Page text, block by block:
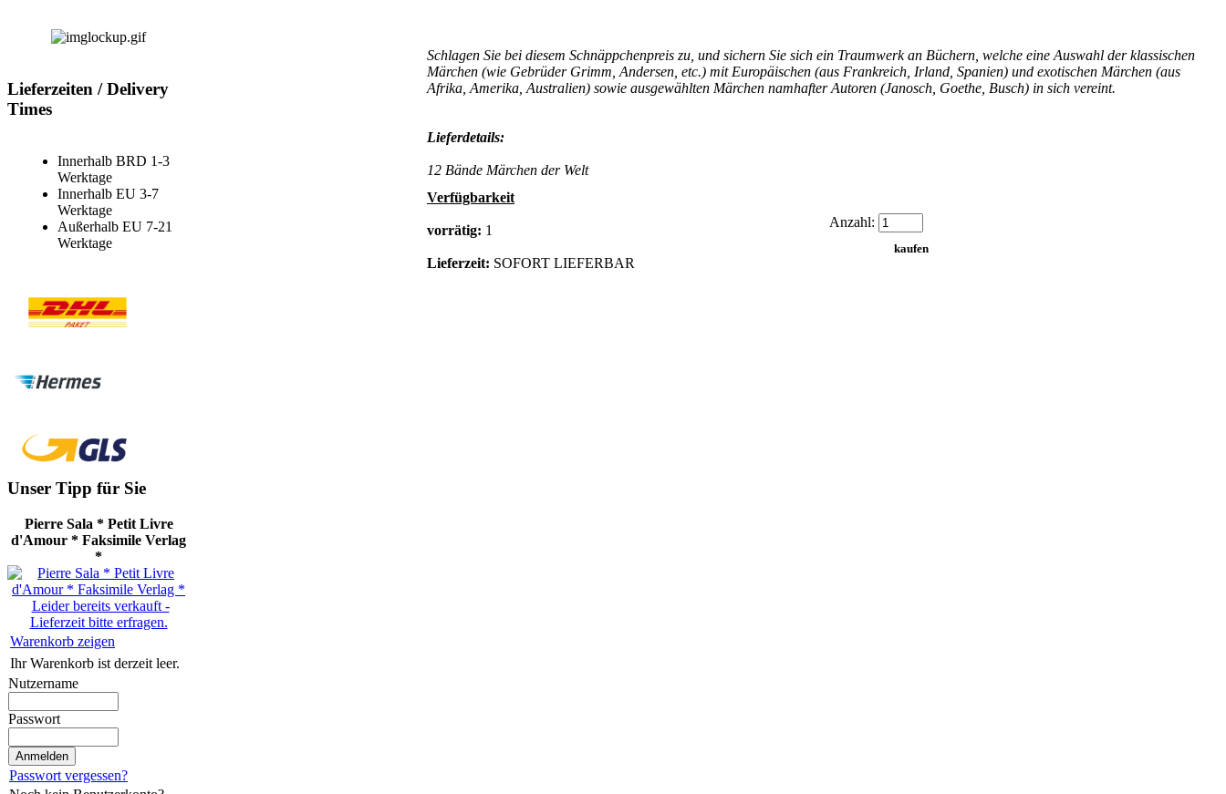
Lieferzeiten / Delivery
Times
Innerhalb BRD 1-3
Werktage
Innerhalb EU 3-7
Werktage
Außerhalb EU 7-21
Werktage
Unser Tipp für Sie
Pierre Sala * Petit Livre
d'Amour * Faksimile Verlag
*
Leider bereits verkauft -
Lieferzeit bitte erfragen.
Warenkorb zeigen
Ihr Warenkorb ist derzeit leer.
Nutzername
Passwort
Passwort vergessen?
Schlagen Sie bei diesem Schnäppchenpreis zu, und sichern Sie sich ein Traumwerk an Büchern, welche eine Auswahl der klassischen
Märchen (wie Gebrüder Grimm, Andersen, etc.) mit Europäischen (aus Frankreich, Irland, Spanien) und exotischen Märchen (aus
Afrika, Amerika, Australien) sowie ausgewählten Märchen namhafter Autoren (Janosch, Goethe, Busch) in sich vereint.
Lieferdetails:
12 Bände Märchen der Welt
Verfügbarkeit
vorrätig: 1
Lieferzeit: SOFORT LIEFERBAR
Anzahl: